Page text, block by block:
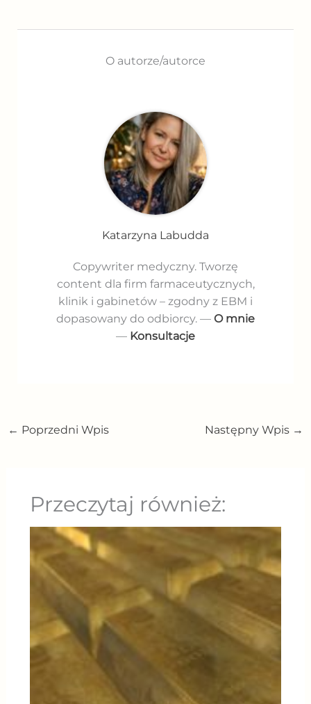
O autorze/autorce
Katarzyna Labudda
Copywriter medyczny. Tworzę
content dla firm farmaceutycznych,
klinik i gabinetów – zgodny z EBM i
dopasowany do odbiorcy. — O mnie
— Konsultacje
← Poprzedni Wpis Następny Wpis →
Przeczytaj również: